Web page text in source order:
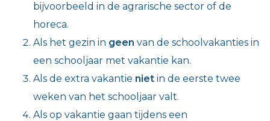
bijvoorbeeld in de agrarische sector of de
horeca.
Als het gezin in geen van de schoolvakanties in
een schooljaar met vakantie kan.
Als de extra vakantie niet in de eerste twee
weken van het schooljaar valt.
Als op vakantie gaan tijdens een